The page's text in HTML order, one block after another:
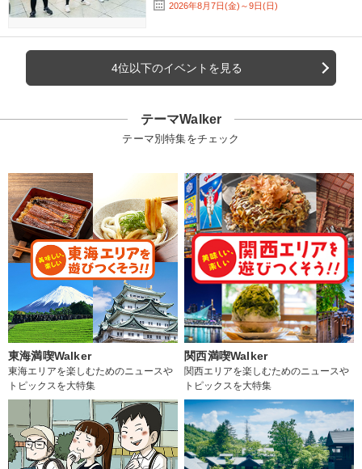
2026年8月7日(金)～9日(日)
4位以下のイベントを見る
テーマWalker
テーマ別特集をチェック
東海満喫Walker
東海エリアを楽しむためのニュースや
トピックスを大特集
関西満喫Walker
関西エリアを楽しむためのニュースや
トピックスを大特集